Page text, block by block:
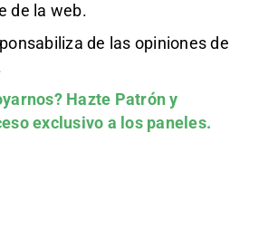
de la web.
de las opiniones de
Hazte Patróny
exclusivo a los paneles.